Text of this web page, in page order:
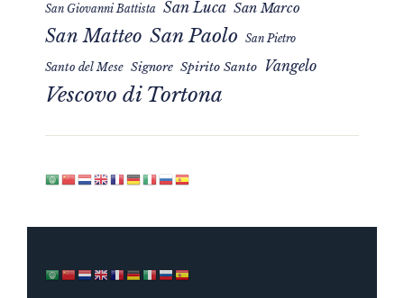
San Giovanni Battista San Luca San Marco
San Matteo San Paolo San Pietro
Santo del Mese Signore Spirito Santo Vangelo
Vescovo di Tortona